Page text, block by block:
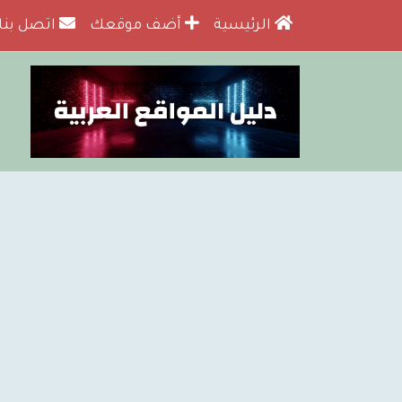
الرئيسية أضف موقعك اتصل بنا